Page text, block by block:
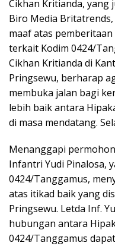
Cikhan Kritianda, yang
Biro Media
maaf atas
terkait Kodim 0424/
Cikhan Kritianda di
Pringsewu, berharap
membuka jalan bagi
lebih baik antara
di masa mendatang.
Menanggapi
Infantri Yudi Pinalosa,
0424/Tanggamus,
atas itikad baik yang
Pringsewu. Letda Inf.
hubungan antara
0424/Tanggamus